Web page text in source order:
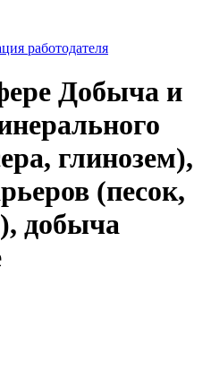
работодателя
Добыча и
глинозем),
(песок,
добыча